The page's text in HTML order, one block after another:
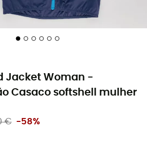
Jacket Woman -
Casaco softshell mulher
€ -58%